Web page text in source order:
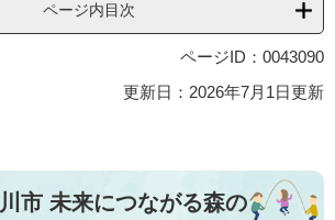
ページ内目次
ページID：0043090
更新日：2026年7月1日更新
市 未来につながる森の